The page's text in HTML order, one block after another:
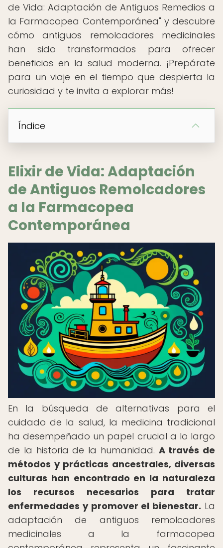
de Vida: Adaptación de Antiguos Remedios a
la Farmacopea Contemporánea" y descubre
cómo antiguos remolcadores medicinales
han sido transformados para ofrecer
beneficios en la salud moderna. ¡Prepárate
para un viaje en el tiempo que despierta la
curiosidad y te invita a explorar más!
Índice
Elixir de Vida: Adaptación
de Antiguos Remolcadores
a la Farmacopea
Contemporánea
En la búsqueda de alternativas para el
cuidado de la salud, la medicina tradicional
ha desempeñado un papel crucial a lo largo
de la historia de la humanidad. A través de
métodos y prácticas ancestrales, diversas
culturas han encontrado en la naturaleza
los recursos necesarios para tratar
enfermedades y promover el bienestar. La
adaptación de antiguos remolcadores
medicinales a la farmacopea